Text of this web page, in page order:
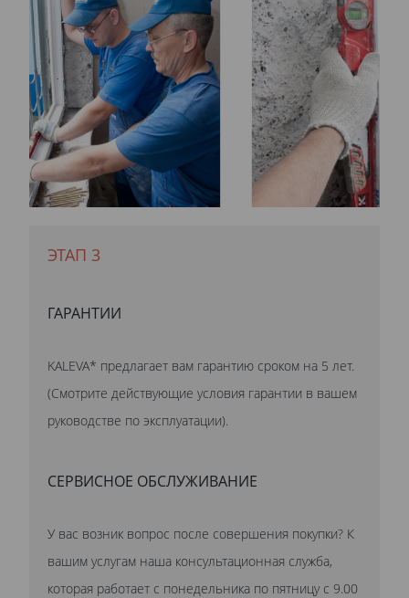
ЭТАП 3
ГАРАНТИИ
KALEVA* предлагает вам гарантию сроком на 5 лет.
(Смотрите действующие условия гарантии в вашем
руководстве по эксплуатации).
СЕРВИСНОЕ ОБСЛУЖИВАНИЕ
У вас возник вопрос после совершения покупки? К
вашим услугам наша консультационная служба,
которая работает с понедельника по пятницу с 9.00